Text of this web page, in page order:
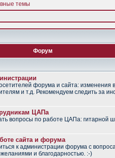
темы
Форум
форума и сайта: изменения
и т.д. Рекомендуем следить за
ЦАПа
вопросы по работе ЦАПа: гитарной
сайта и форума
к администрации форума с
и благодарностью. :-)